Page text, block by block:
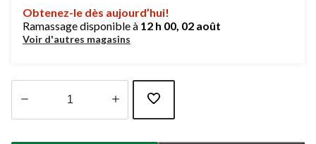
Obtenez-le dès aujourd’hui!
Ramassage disponible à 12 h 00, 02 août
Voir d'autres magasins